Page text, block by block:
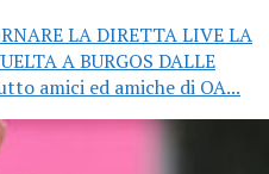
LA DIRETTA LIVE LA
A BURGOS DALLE
amici ed amiche di OA...